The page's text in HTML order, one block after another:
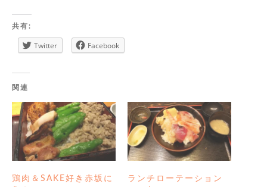
共有:
Twitter Facebook
関連
鶏肉＆SAKE好き赤坂に
ランチローテーション